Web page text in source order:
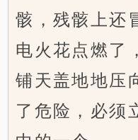
骸，残骸上还
电火花点燃了
铺天盖地地压
了危险，必须